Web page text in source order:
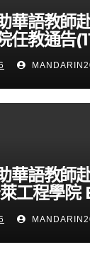
華語教師
任教通告
華語教師
工程學院
通告